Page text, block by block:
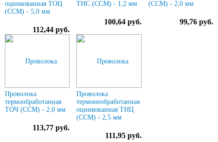
оцинкованная ТОЦ
(ССМ) - 5,0 мм
112,44 руб.
ТНС (ССМ) - 1,2 мм
100,64 руб.
(ССМ) - 2,0 мм
99,76 руб.
Проволока
термообработанная
ТОЧ (ССМ) - 2,0 мм
113,77 руб.
Проволока
термонеобработанная
оцинкованная ТНЦ
(ССМ) - 2,5 мм
111,95 руб.